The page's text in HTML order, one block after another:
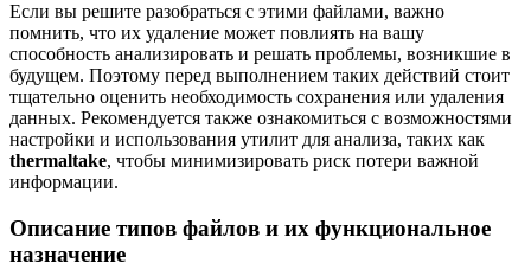
Если вы решите разобраться с этими файлами, важно
помнить, что их удаление может повлиять на вашу
способность анализировать и решать проблемы, возникшие в
будущем. Поэтому перед выполнением таких действий стоит
тщательно оценить необходимость сохранения или удаления
данных. Рекомендуется также ознакомиться с возможностями
настройки и использования утилит для анализа, таких как
thermaltake, чтобы минимизировать риск потери важной
информации.
Описание типов файлов и их функциональное
назначение